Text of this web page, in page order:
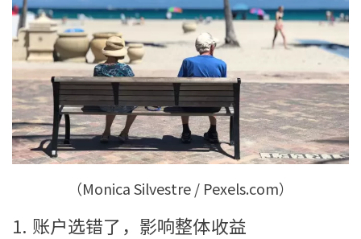
（Monica Silvestre / Pexels.com）
1. 账户选错了，影响整体收益